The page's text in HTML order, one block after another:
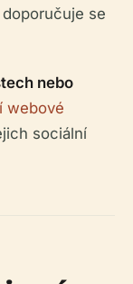
se
nebo
webové
sociální